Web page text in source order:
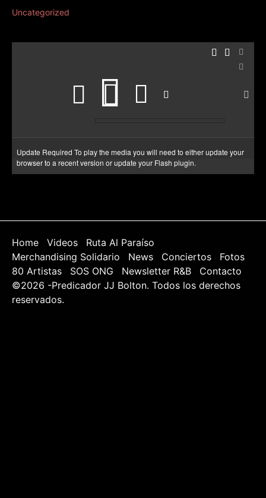
Uncategorized
Update Required To play the media you will need to either update your
browser to a recent version or update your Flash plugin.
Home Videos
Ruta Al Paraíso
Merchandising Solidario
News Conciertos
Fotos
80 Artistas
SOS ONG Newsletter R&B
Contacto
©2026 -Predicador JJ Bolton. Todos los derechos
reservados.